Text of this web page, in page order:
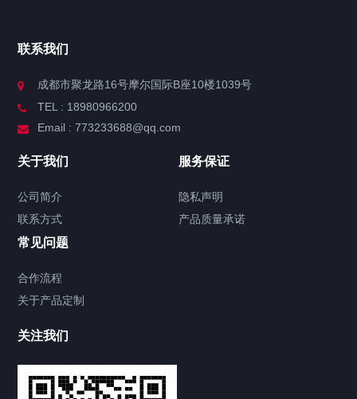
联系我们
成都市聚龙路16号摩尔国际B座10楼1039号
TEL : 18980966200
Email : 773233688@qq.com
关于我们
公司简介
联系方式
服务保证
隐私声明
产品质量承诺
常见问题
合作流程
关于产品定制
关注我们